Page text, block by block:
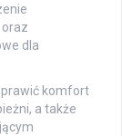
dla
komfort
a także